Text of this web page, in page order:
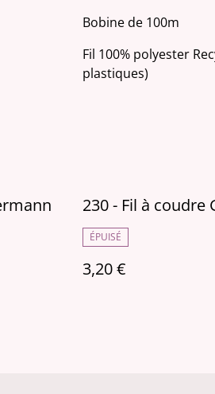
Bobine de 100m
Fil 100% polyester
plastiques)
230 - Fil à coudre
ÉPUISÉ
3,20 €